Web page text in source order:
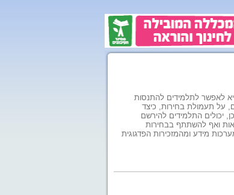
לאפשר לתלמידים להתנסות
על תעמולת בחירות, כיצד
יכולים התלמידים להירשם
ואף להשתתף בבחירות
מידע ומהמזכירות הפדגוגית